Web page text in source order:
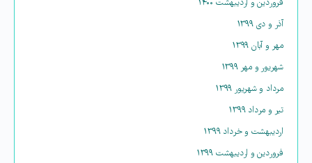
فروردین و اردیبهشت ۱۴۰۰
آذر و دی ۱۳۹۹
مهر و آبان ۱۳۹۹
شهریور و مهر ۱۳۹۹
مرداد و شهریور ۱۳۹۹
تیر و مرداد ۱۳۹۹
اردیبهشت و خرداد ۱۳۹۹
فروردین و اردیبهشت ۱۳۹۹